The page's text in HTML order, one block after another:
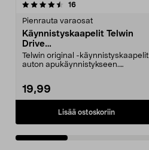
16arvostelut
Pienrauta varaosat
Käynnistyskaapelit Telwin
Drive
Mini/9000/13000/1250/150
0/1750, EC5
Telwin original -käynnistyskaapelit
auton apukäynnistykseen.
19,99
Lisää ostoskoriin
4.5 viidestä